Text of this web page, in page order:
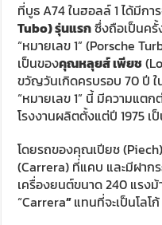
ที่บูธ A74 ในฮอลล์ 1 ได้มีก
Tubo) รุ่นแรกซึ่งถือเป็นครั้
“หมายเลข 1” (Porsche
เป็นของคุณหลุยส์ เพียช
ขวัญวันเกิดครบรอบ 70 ปี ใน
“หมายเลข 1” นี้ มีความแตก
โรงงานผลิตตั้งแต่ปี 1975 เ
โดยรถของคุณเปียช (Piech)
(Carrera) ที่แคบ และมีฝาก
เครื่องยนต์ขนาด 240 แรงม้
“Carrera”แทนที่จะเป็นโลโ